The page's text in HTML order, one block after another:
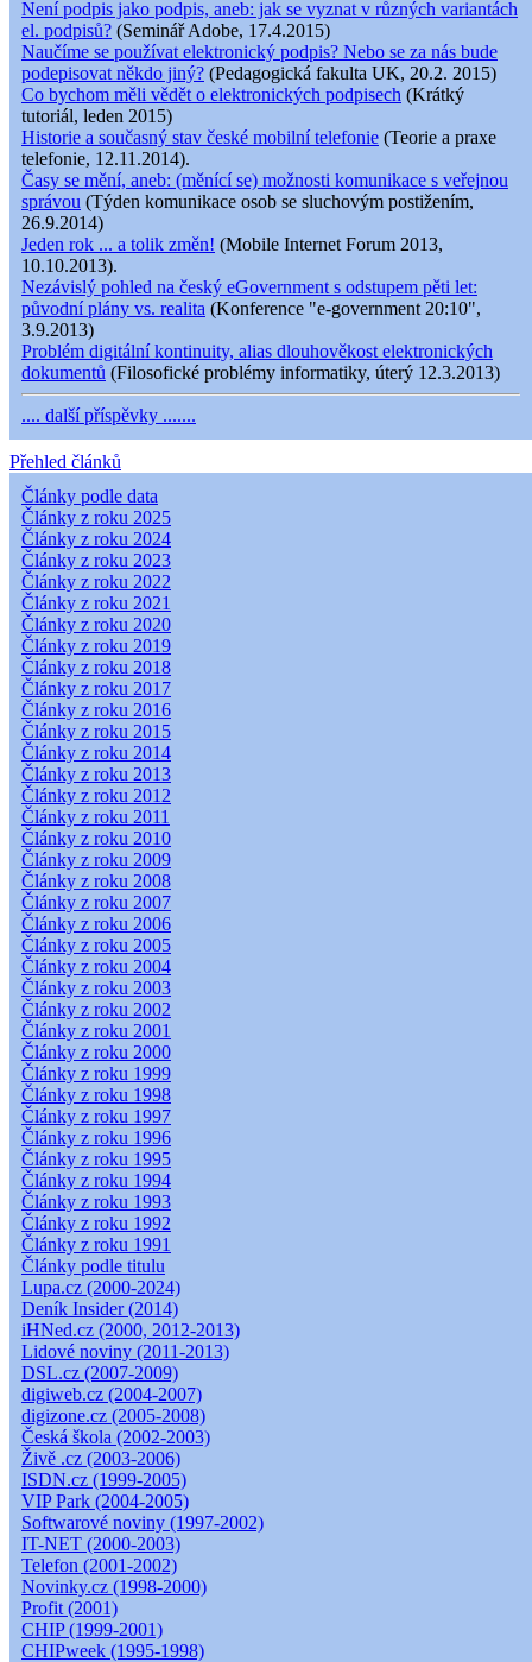
Není podpis jako podpis, aneb: jak se vyznat v různých variantách
el. podpisů? (Seminář Adobe, 17.4.2015)
Naučíme se používat elektronický podpis? Nebo se za nás bude
podepisovat někdo jiný? (Pedagogická fakulta UK, 20.2. 2015)
Co bychom měli vědět o elektronických podpisech (Krátký
tutoriál, leden 2015)
Historie a současný stav české mobilní telefonie (Teorie a praxe
telefonie, 12.11.2014).
Časy se mění, aneb: (měnící se) možnosti komunikace s veřejnou
správou (Týden komunikace osob se sluchovým postižením,
26.9.2014)
Jeden rok ... a tolik změn! (Mobile Internet Forum 2013,
10.10.2013).
Nezávislý pohled na český eGovernment s odstupem pěti let:
původní plány vs. realita (Konference "e-government 20:10",
3.9.2013)
Problém digitální kontinuity, alias dlouhověkost elektronických
dokumentů (Filosofické problémy informatiky, úterý 12.3.2013)
.... další příspěvky .......
Přehled článků
Články podle data
Články z roku 2025
Články z roku 2024
Články z roku 2023
Články z roku 2022
Články z roku 2021
Články z roku 2020
Články z roku 2019
Články z roku 2018
Články z roku 2017
Články z roku 2016
Články z roku 2015
Články z roku 2014
Články z roku 2013
Články z roku 2012
Články z roku 2011
Články z roku 2010
Články z roku 2009
Články z roku 2008
Články z roku 2007
Články z roku 2006
Články z roku 2005
Články z roku 2004
Články z roku 2003
Články z roku 2002
Články z roku 2001
Články z roku 2000
Články z roku 1999
Články z roku 1998
Články z roku 1997
Články z roku 1996
Články z roku 1995
Články z roku 1994
Články z roku 1993
Články z roku 1992
Články z roku 1991
Články podle titulu
Lupa.cz (2000-2024)
Deník Insider (2014)
iHNed.cz (2000, 2012-2013)
Lidové noviny (2011-2013)
DSL.cz (2007-2009)
digiweb.cz (2004-2007)
digizone.cz (2005-2008)
Česká škola (2002-2003)
Živě .cz (2003-2006)
ISDN.cz (1999-2005)
VIP Park (2004-2005)
Softwarové noviny (1997-2002)
IT-NET (2000-2003)
Telefon (2001-2002)
Novinky.cz (1998-2000)
Profit (2001)
CHIP (1999-2001)
CHIPweek (1995-1998)